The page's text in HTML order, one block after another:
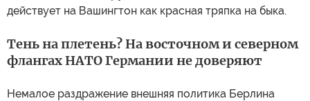
действует на Вашингтон как красная тряпка на быка.
Тень на плетень? На восточном и северном
флангах НАТО Германии не доверяют
Немалое раздражение внешняя политика Берлина